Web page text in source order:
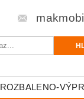
ROZBALENO-